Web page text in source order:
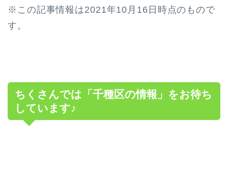
※この記事情報は2021年10月16日時点のもので
す。
ちくさんでは「千種区の情報」をお待ち
しています♪